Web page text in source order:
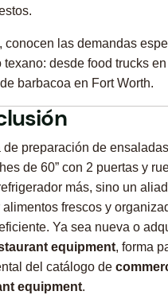
conocen las demandas
texano: desde food trucks
barbacoa en Fort Worth.
de preparación de
de 60” con 2 puertas y
más, sino un
alimentos frescos y
Ya sea nueva o
equipment, forma
del catálogo de
equipment.